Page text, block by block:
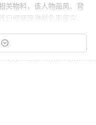
关物料，该人物画风、背
日便涌现海量负面留言。
宣传短片剧情、文字表述